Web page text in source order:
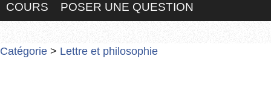
COURS POSER UNE QUESTION
Catégorie > Lettre et philosophie